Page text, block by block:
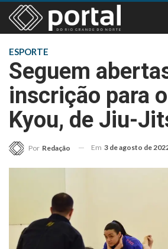
ESPORTE
Seguem
inscrição para
Kyou, de Jiu-
Por Redação Em 3 de agosto de